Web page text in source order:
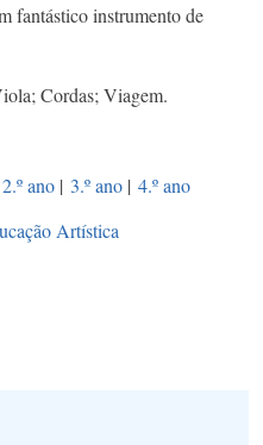
fantástico instrumento de
Cordas; Viagem.
2.º ano | 3.º ano | 4.º ano
Artística